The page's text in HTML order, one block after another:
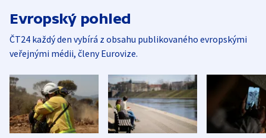
Evropský pohled
ČT24 každý den vybírá z obsahu publikovaného evropskými
veřejnými médii, členy Eurovize.